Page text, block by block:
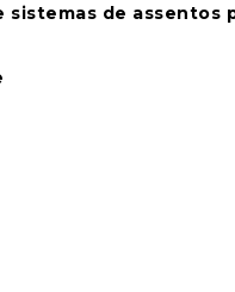
sistemas de